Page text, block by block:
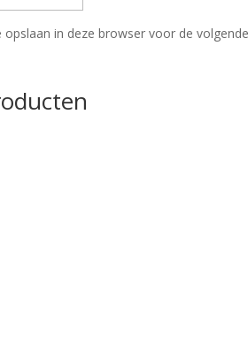
in deze browser voor de